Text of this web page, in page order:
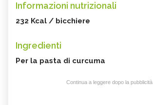
Informazioni nutrizionali
232 Kcal / bicchiere
Ingredienti
Per la pasta di curcuma
Continua a leggere dopo la pubblicità